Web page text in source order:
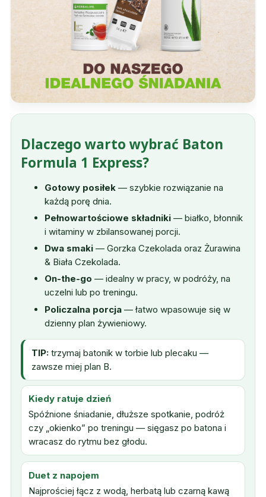
Dlaczego warto wybrać Baton
Formula 1 Express?
Gotowy posiłek — szybkie rozwiązanie na
każdą porę dnia.
Pełnowartościowe składniki — białko, błonnik
i witaminy w zbilansowanej porcji.
Dwa smaki — Gorzka Czekolada oraz Żurawina
& Biała Czekolada.
On-the-go — idealny w pracy, w podróży, na
uczelni lub po treningu.
Policzalna porcja — łatwo wpasowuje się w
dzienny plan żywieniowy.
TIP:trzymaj batonik w torbie lub plecaku —
zawsze miej plan B.
Kiedy ratuje dzień
Spóźnione śniadanie, dłuższe spotkanie, podróż
czy „okienko” po treningu — sięgasz po batona i
wracasz do rytmu bez głodu.
Duet z napojem
Najprościej łącz z wodą, herbatą lub czarną kawą